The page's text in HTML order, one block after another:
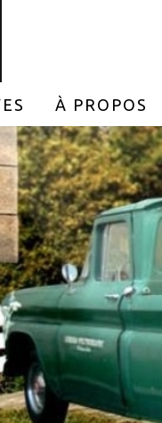
À PROPOS